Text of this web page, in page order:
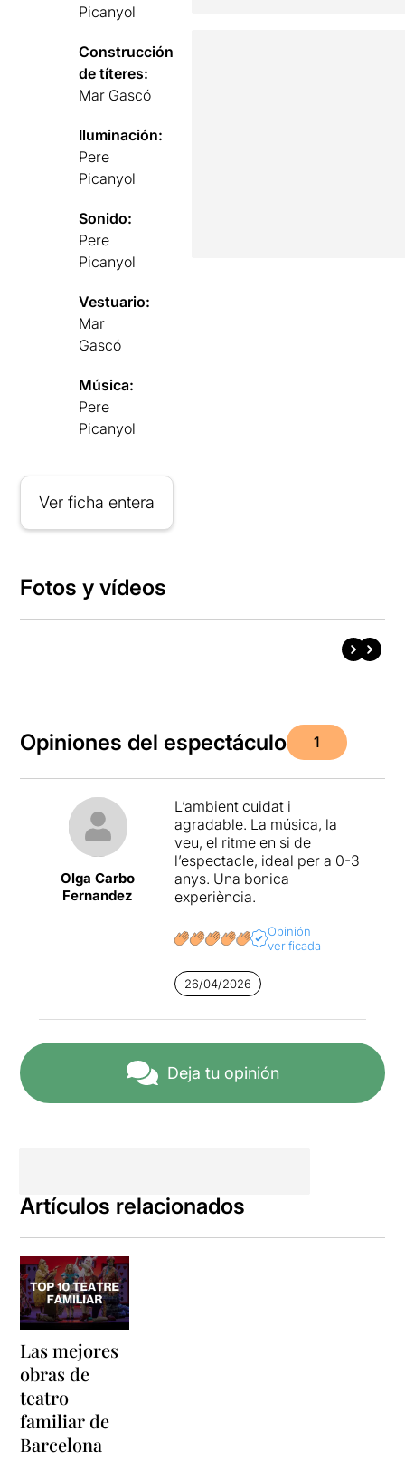
Picanyol
Construcción
de títeres:
Mar Gascó
Iluminación:
Pere
Picanyol
Sonido:
Pere
Picanyol
Vestuario:
Mar
Gascó
Música:
Pere
Picanyol
Ver ficha entera
Fotos y vídeos
Opiniones del espectáculo 1
Olga Carbo
Fernandez
L’ambient cuidat i
agradable. La música, la
veu, el ritme en si de
l’espectacle, ideal per a 0-3
anys. Una bonica
experiència.
Opinión
verificada
26/04/2026
Deja tu opinión
Artículos relacionados
Las mejores
obras de
teatro
familiar de
Barcelona